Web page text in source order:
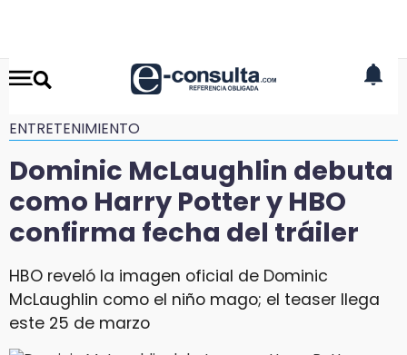
ENTRETENIMIENTO
Dominic McLaughlin debuta
como Harry Potter y HBO
confirma fecha del tráiler
HBO reveló la imagen oficial de Dominic
McLaughlin como el niño mago; el teaser llega
este 25 de marzo